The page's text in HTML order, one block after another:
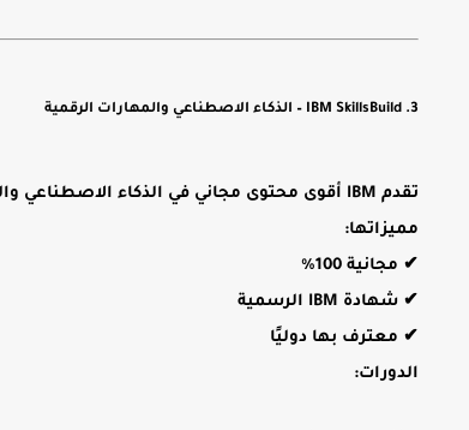
3. IBM SkillsBuild – الذكاء الاصطناعي والمهارات الرقمية
تقدم IBM أقوى محتوى مجاني في الذكاء الاصطناعي والبرمجة.
مميزاتها:
✔ مجانية 100%
✔ شهادة IBM الرسمية
✔ معترف بها دوليًا
الدورات: